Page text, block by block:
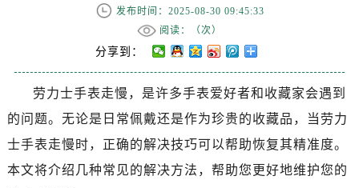
发布时间：2025-08-30 09:45:33
阅读：（次）
分享到：
劳力士手表走慢，是许多手表爱好者和收藏家会遇到
的问题。无论是日常佩戴还是作为珍贵的收藏品，当劳力
士手表走慢时，正确的解决技巧可以帮助恢复其精准度。
本文将介绍几种常见的解决方法，帮助您更好地维护您的